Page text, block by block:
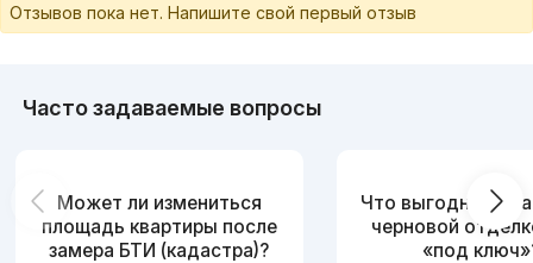
Отзывов пока нет. Напишите свой первый отзыв
Часто задаваемые вопросы
Может ли измениться
площадь квартиры после
замера БТИ (кадастра)?
Что выгоднее:
черновой
«под